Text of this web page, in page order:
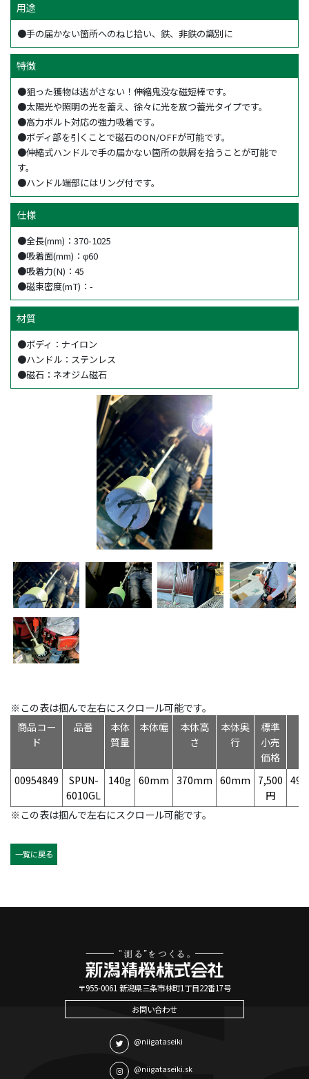
用途
●手の届かない箇所へのねじ拾い、鉄、非鉄の識別に
特徴
●狙った獲物は逃がさない！伸縮鬼没な磁短棒です。
●太陽光や照明の光を蓄え、徐々に光を放つ蓄光タイプです。
●高力ボルト対応の強力吸着です。
●ボディ部を引くことで磁石のON/OFFが可能です。
●伸縮式ハンドルで手の届かない箇所の鉄屑を拾うことが可能で
す。
●ハンドル端部にはリング付です。
仕様
●全長(mm)：370-1025
●吸着面(mm)：φ60
●吸着力(N)：45
●磁束密度(mT)：-
材質
●ボディ：ナイロン
●ハンドル：ステンレス
●磁石：ネオジム磁石
※この表は掴んで左右にスクロール可能です。
商品コー
ド
品番
本体
質量
本体幅
本体高
さ
本体奥
行
標準
小売
価格
00954849
SPUN-
6010GL
140g 60mm 370mm 60mm
7,500
円
※この表は掴んで左右にスクロール可能です。
一覧に戻る
〒955-0061 新潟県三条市林町1丁目22番17号
お問い合わせ
@niigataseiki
@niigataseiki.sk